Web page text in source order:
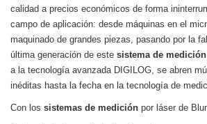
calidad a precios económicos de forma
campo de aplicación: desde máquinas en el
maquinado de grandes piezas, pasando por la
última generación de este sistema de medición
a la tecnología avanzada DIGILOG, se abren
inéditas hasta la fecha en la tecnología de
Con los sistemas de medición por láser de